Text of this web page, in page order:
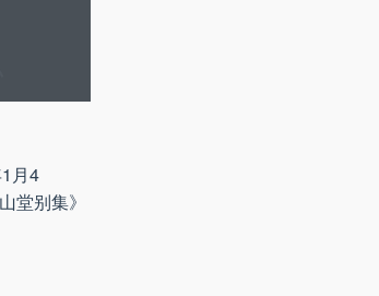
月4
堂别集》